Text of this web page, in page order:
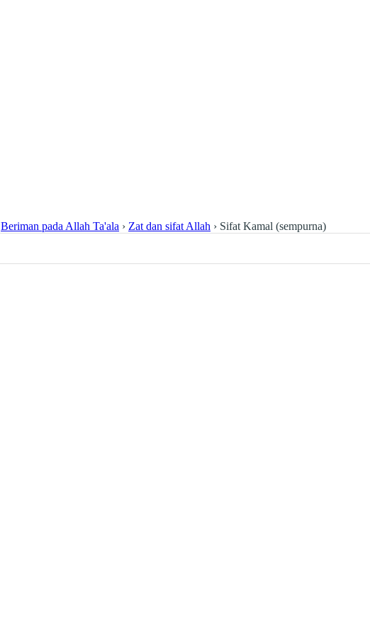
Beriman pada Allah Ta'ala › Zat dan sifat Allah › Sifat Kamal (sempurna)